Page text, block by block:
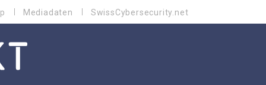
Mediadaten SwissCybersecurity.net